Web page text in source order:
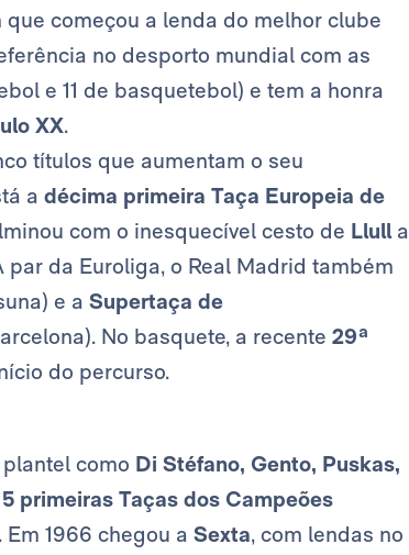
começou a lenda do melhor clube
no desporto mundial com as
e 11 de basquetebol) e tem a honra
XX.
títulos que aumentam o seu
a décima primeira Taça Europeia de
com o inesquecível cesto de Llull a
da Euroliga, o Real Madrid também
e a Supertaça de
No basquete, a recente 29ª
do percurso.
como Di Stéfano, Gento, Puskas,
5 primeiras Taças dos Campeões
1966 chegou a Sexta, com lendas no